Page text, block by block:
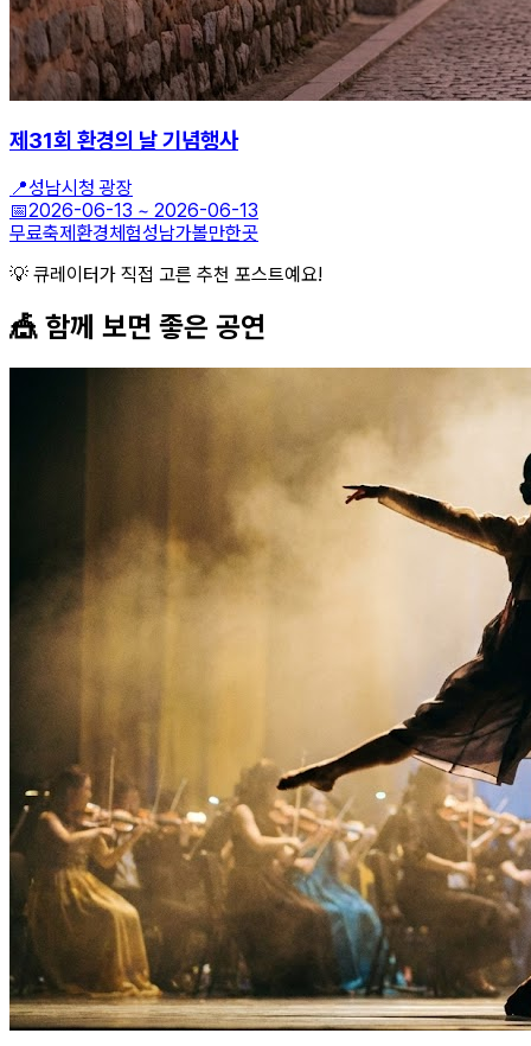
제31회 환경의 날 기념행사
📍성남시청 광장
📅2026-06-13 ~ 2026-06-13
무료축제환경체험성남가볼만한곳
💡 큐레이터가 직접 고른 추천 포스트예요!
🎪 함께 보면 좋은 공연